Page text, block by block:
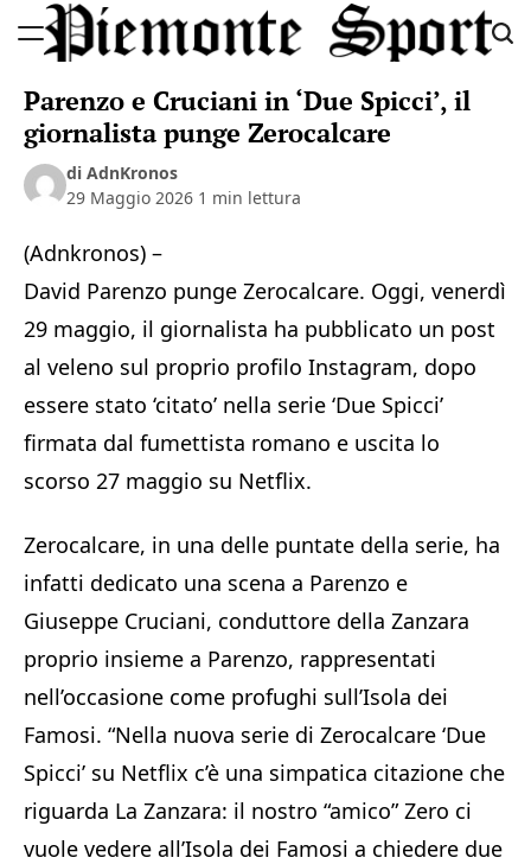
to
Sport
Parenzo e Cruciani in ‘Due Spicci’, il
giornalista punge Zerocalcare
di AdnKronos
29 Maggio 2026 1 min lettura
(Adnkronos) –
David Parenzo punge Zerocalcare. Oggi, venerdì
29 maggio, il giornalista ha pubblicato un post
al veleno sul proprio profilo Instagram, dopo
essere stato ‘citato’ nella serie ‘Due Spicci’
firmata dal fumettista romano e uscita lo
scorso 27 maggio su Netflix.
Zerocalcare, in una delle puntate della serie, ha
infatti dedicato una scena a Parenzo e
Giuseppe Cruciani, conduttore della Zanzara
proprio insieme a Parenzo, rappresentati
nell’occasione come profughi sull’Isola dei
Famosi. “Nella nuova serie di Zerocalcare ‘Due
Spicci’ su Netflix c’è una simpatica citazione che
riguarda La Zanzara: il nostro “amico” Zero ci
vuole vedere all’Isola dei Famosi a chiedere due